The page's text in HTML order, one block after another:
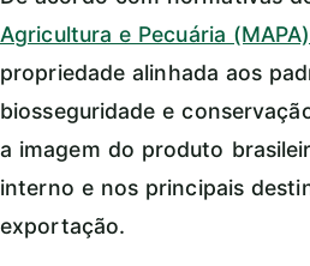
Agricultura e Pecuária (MAPA)
propriedade alinhada aos
biosseguridade e
a imagem do produto
interno e nos principais
exportação.